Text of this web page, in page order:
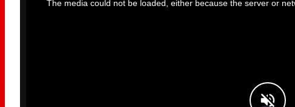
The media could not be loaded, either because the server or